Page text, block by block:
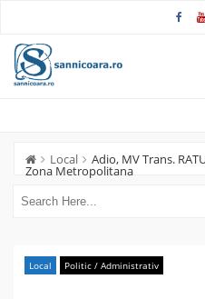
Local Adio, MV Trans.
Zona Metropolitana
Local Politic / Administrativ